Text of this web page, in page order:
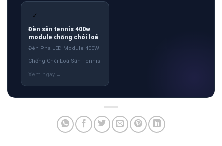
✓
Đèn sân tennis 400w
module chống chói loá
Đèn Pha LED Module 400W
Chống Chói Loá Sân Tennis